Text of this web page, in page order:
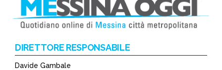
DIRETTORE RESPONSABILE
Davide Gambale